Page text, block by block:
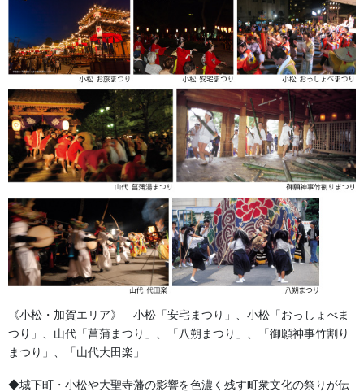
076-237-8888
営業時間 10:00-18:00 〒920-0061金沢市問屋町2丁目85
(FAX076-237-7150)
人形の森佐は12月〜4月末まで土曜、日曜も営業。
お問い合わせ
カテゴリー お祭備品と豆知識 、獅子舞・衣裳・別仕立・小物
足袋,腹掛・股引、手拭
前の記事
祭 足袋 倉敷屋 祭氣
2023/06/02
白木胡座（あぐら）
《小松・加賀エリア》 小松「安宅まつり」、小松「おっしょべま
つり」、山代「菖蒲まつり」、「八朔まつり」、「御願神事竹割り
まつり」、「山代大田楽」
◆城下町・小松や大聖寺藩の影響を色濃く残す町衆文化の祭りが伝